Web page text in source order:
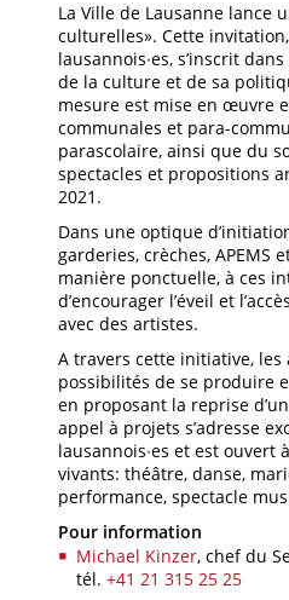
La Ville de Lausanne lance
culturelles». Cette
lausannois∙es, s’inscrit
de la culture et de sa
mesure est mise en œuvre
communales et para-
parascolaire, ainsi que du
spectacles et propositions
2021.
Dans une optique
garderies, crèches, APEMS
manière ponctuelle, à ces
d’encourager l’éveil et
avec des artistes.
A travers cette initiative, les
possibilités de se produire
en proposant la reprise
appel à projets s’adresse
lausannois∙es et est
vivants: théâtre, danse,
performance, spectacle
Pour information
Michael Kinzer, chef du
tél. +41 21 315 25 25